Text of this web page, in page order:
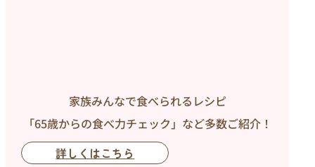
家族みんなで食べられるレシピ
「65歳からの食べ力チェック」など多数ご紹介！
詳しくはこちら